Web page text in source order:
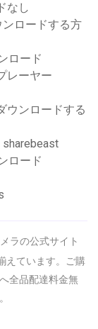
なし
ロードする方
ロード
レーヤー
ウンロードする
ロード
ラの公式サイト
えています。ご購
全品配達料金無